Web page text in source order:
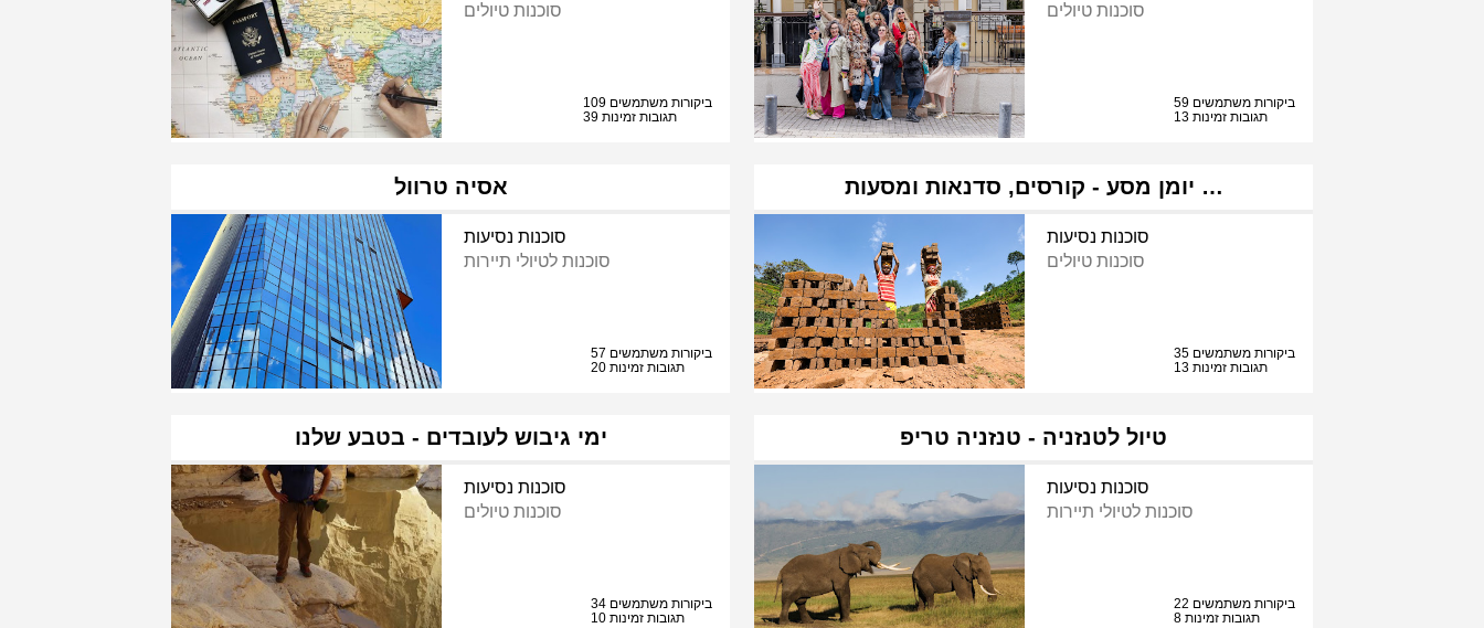
סוכנות טיולים
109 ביקורות משתמשים
39 תגובות זמינות
סוכנות טיולים
59 ביקורות משתמשים
13 תגובות זמינות
אסיה טרוול
סוכנות נסיעות
סוכנות לטיולי תיירות
57 ביקורות משתמשים
20 תגובות זמינות
יומן מסע - קורסים, סדנאות ומסעות …
סוכנות נסיעות
סוכנות טיולים
35 ביקורות משתמשים
13 תגובות זמינות
ימי גיבוש לעובדים - בטבע שלנו
סוכנות נסיעות
סוכנות טיולים
34 ביקורות משתמשים
10 תגובות זמינות
טיול לטנזניה - טנזניה טריפ
סוכנות נסיעות
סוכנות לטיולי תיירות
22 ביקורות משתמשים
8 תגובות זמינות